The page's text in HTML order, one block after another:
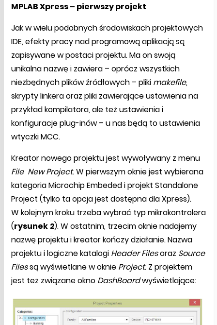
MPLAB Xpress – pierwszy projekt
Jak w wielu podobnych środowiskach projektowych
IDE, efekty pracy nad programową aplikacją są
zapisywane w postaci projektu. Ma on swoją
unikalna nazwę i zawiera – oprócz wszystkich
niezbędnych plików źródłowych – pliki makefile,
skrypty linkera oraz pliki zawierające ustawienia na
przykład kompilatora, ale też ustawienia i
konfiguracje plug-inów – u nas będą to ustawienia
wtyczki MCC.
Kreator nowego projektu jest wywoływany z menu
File New Project. W pierwszym oknie jest wybierana
kategoria Microchip Embeded i projekt Standalone
Project (tylko ta opcja jest dostępna dla Xpress).
W kolejnym kroku trzeba wybrać typ mikrokontrolera
(rysunek 2). W ostatnim, trzecim oknie nadajemy
nazwę projektu i kreator kończy działanie. Nazwa
projektu i logiczne katalogi Header Filesoraz Source
Filessą wyświetlane w oknie Project. Z projektem
jest też związane okno DashBoardwyświetlające: